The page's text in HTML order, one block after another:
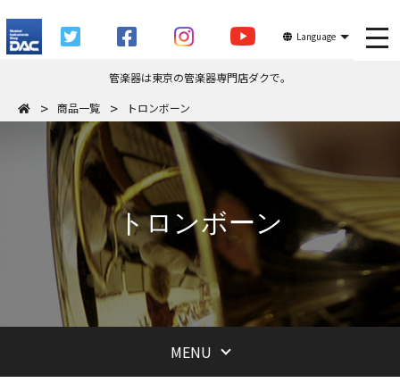
Language
管楽器は東京の管楽器専門店ダクで。
商品一覧
トロンボーン
トロンボーン
MENU